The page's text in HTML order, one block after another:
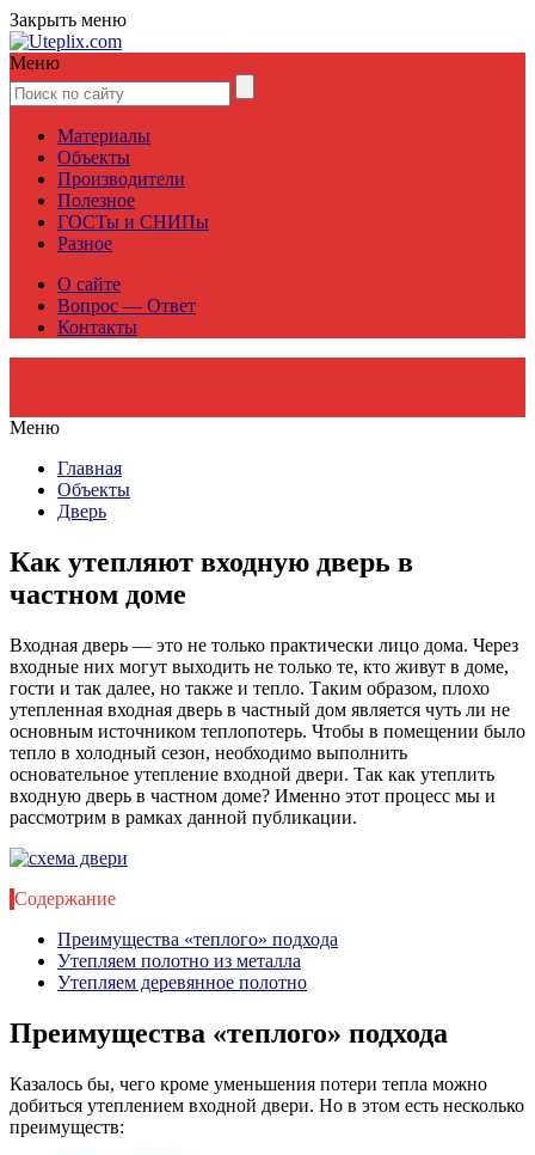
Закрыть меню
Меню
Материалы
Объекты
Производители
Полезное
ГОСТы и СНИПы
Разное
О сайте
Вопрос — Ответ
Контакты
Меню
Главная
Объекты
Дверь
Как утепляют входную дверь в
частном доме
Входная дверь — это не только практически лицо дома. Через
входные них могут выходить не только те, кто живут в доме,
гости и так далее, но также и тепло. Таким образом, плохо
утепленная входная дверь в частный дом является чуть ли не
основным источником теплопотерь. Чтобы в помещении было
тепло в холодный сезон, необходимо выполнить
основательное утепление входной двери. Так как утеплить
входную дверь в частном доме? Именно этот процесс мы и
рассмотрим в рамках данной публикации.
Содержание
Преимущества «теплого» подхода
Утепляем полотно из металла
Утепляем деревянное полотно
Преимущества «теплого» подхода
Казалось бы, чего кроме уменьшения потери тепла можно
добиться утеплением входной двери. Но в этом есть несколько
преимуществ: